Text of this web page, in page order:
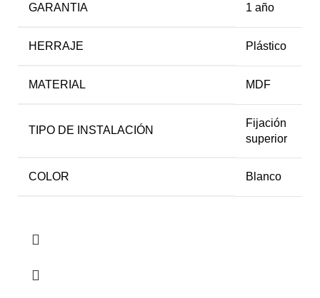
GARANTIA 1 año
HERRAJE Plástico
MATERIAL MDF
TIPO DE INSTALACIÓN
Fijación
superior
COLOR Blanco